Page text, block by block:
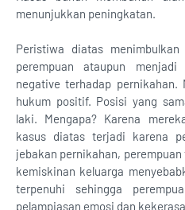
menunjukkan peningkatan.
Peristiwa diatas
perempuan ataupun
negative terhadap
hukum positif. Posisi yang
laki. Mengapa? Karena
kasus diatas terjadi karena
jebakan pernikahan,
kemiskinan keluarga
terpenuhi sehingga
pelampiasan emosi dan